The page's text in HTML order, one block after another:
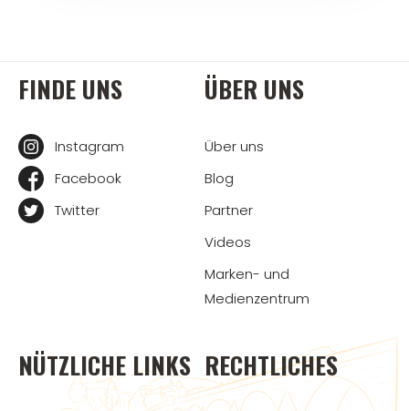
FINDE UNS
Instagram
Facebook
Twitter
ÜBER UNS
Über uns
Blog
Partner
Videos
Marken- und
Medienzentrum
NÜTZLICHE LINKS RECHTLICHES